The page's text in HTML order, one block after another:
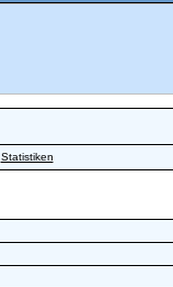
Statistiken